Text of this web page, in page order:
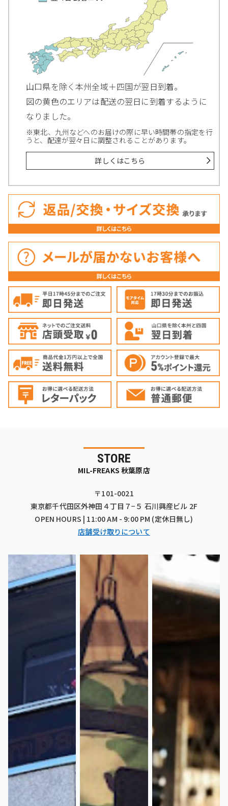
山口県を除く本州全域＋四国が翌日到着。
図の黄色のエリアは配送の翌日に到着するように
なりました。
※東北、九州などへのお届けの際に早い時間帯の指定を行
うと、配達が翌々日に調整されることがあります。
詳しくはこちら
STORE
MIL-FREAKS 秋葉原店
〒101-0021
東京都千代田区外神田４丁目７−５ 石川興産ビル 2F
OPEN HOURS | 11:00 AM - 9:00 PM (定休日無し)
店舗受け取りについて